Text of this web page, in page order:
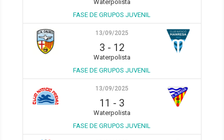
Waterpolista
FASE DE GRUPOS JUVENIL
13/09/2025
3 - 12
Waterpolista
FASE DE GRUPOS JUVENIL
13/09/2025
11 - 3
Waterpolista
FASE DE GRUPOS JUVENIL